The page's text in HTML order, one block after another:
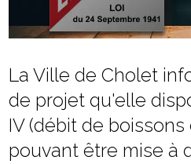
La Ville de Cholet
de projet qu'elle
IV (débit de
pouvant être mise à